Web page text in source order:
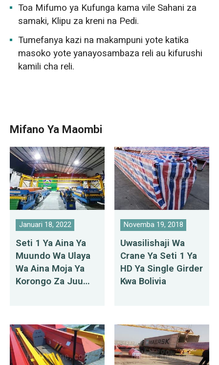
Toa Mifumo ya Kufunga kama vile Sahani za
samaki, Klipu za kreni na Pedi.
Tumefanya kazi na makampuni yote katika
masoko yote yanayosambaza reli au kifurushi
kamili cha reli.
Mifano Ya Maombi
Januari 18, 2022
Seti 1 Ya Aina Ya
Muundo Wa Ulaya
Wa Aina Moja Ya
Korongo Za Juu
Novemba 19, 2018
Uwasilishaji Wa
Crane Ya Seti 1 Ya
HD Ya Single Girder
Kwa Bolivia